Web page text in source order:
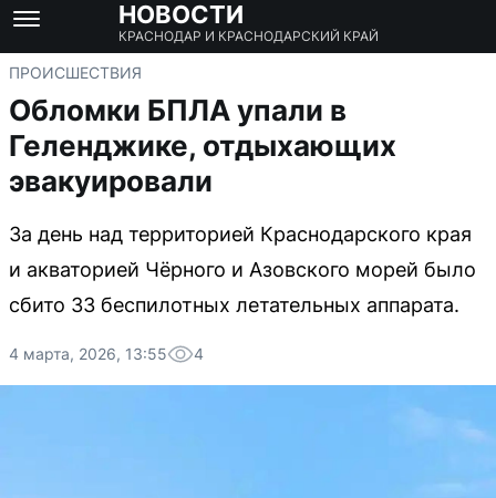
НОВОСТИ
КРАСНОДАР И КРАСНОДАРСКИЙ КРАЙ
ПРОИСШЕСТВИЯ
Обломки БПЛА упали в
Геленджике, отдыхающих
эвакуировали
За день над территорией Краснодарского края
и акваторией Чёрного и Азовского морей было
сбито 33 беспилотных летательных аппарата.
4 марта, 2026, 13:55 4